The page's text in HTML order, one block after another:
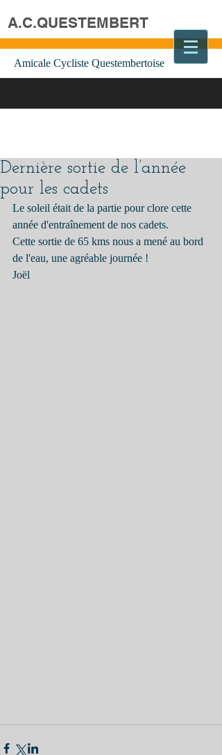
A.C.QUESTEMBERT
Amicale Cycliste Questembertoise
Dernière sortie de l’année
pour les cadets
Le soleil était de la partie pour clore cette
année d'entraînement de nos cadets.
Cette sortie de 65 kms nous a mené au bord
de l'eau, une agréable journée !
Joël